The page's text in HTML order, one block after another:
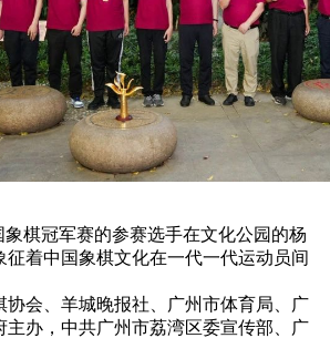
象棋冠军赛的参赛选手在文化公园的杨
征着中国象棋文化在一代一代运动员间
协会、羊城晚报社、广州市体育局、广
主办，中共广州市荔湾区委宣传部、广